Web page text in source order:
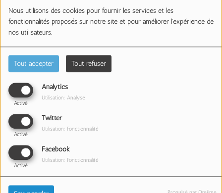
Nous utilisons des cookies pour fournir les services et les
fonctionnalités proposés sur notre site et pour améliorer l'expérience de
nos utilisateurs.
Tout accepter Tout refuser
Analytics
Activé
Utilisation: Analyse
Twitter
Activé
Utilisation: Fonctionnalité
Facebook
Activé
Utilisation: Fonctionnalité
Les Partenaires Culturels
Les Partenaires Techniques